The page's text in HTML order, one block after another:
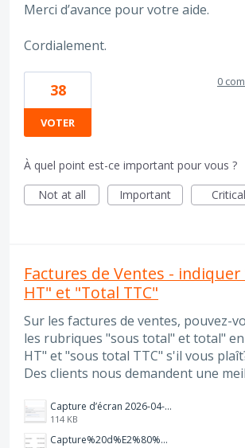
Merci d’avance pour votre aide.
Cordialement.
38
VOTER
0
À quel point est-ce important pour vous ?
Not at all
Important Critical
Factures de Ventes -
HT" et "Total TTC"
Sur les factures de ventes, pouvez-
les rubriques "sous total" et total"
HT" et "sous total TTC" s'il vous
Des clients nous demandent une
Capture d’écran 2026-04-17 à 12.28.44.png
114 KB
Capture%20d%E2%80%99%C3%A9cran%202026-04-14%20102517.png